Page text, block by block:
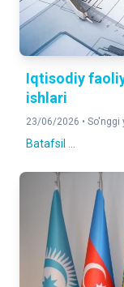
Iqtisodiy
ishlari
23/06/2026 • So'nggi
Batafsil ...